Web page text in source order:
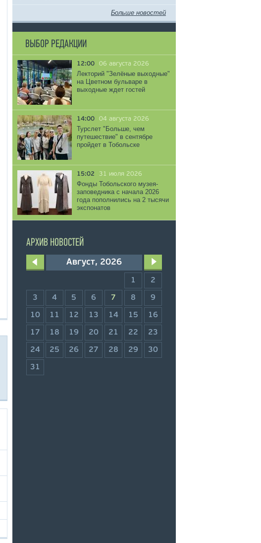
Больше новостей
ВЫБОР РЕДАКЦИИ
12:00 06 августа 2026
Лекторий "Зелёные выходные"
на Цветном бульваре в
выходные ждет гостей
14:00 04 августа 2026
Турслет "Больше, чем
путешествие" в сентябре
пройдет в Тобольске
15:02 31 июля 2026
Фонды Тобольского музея-
заповедника с начала 2026
года пополнились на 2 тысячи
экспонатов
АРХИВ НОВОСТЕЙ
Август, 2026
1 2
3 4 5 6 7 8 9
10 11 12 13 14 15 16
17 18 19 20 21 22 23
24 25 26 27 28 29 30
31